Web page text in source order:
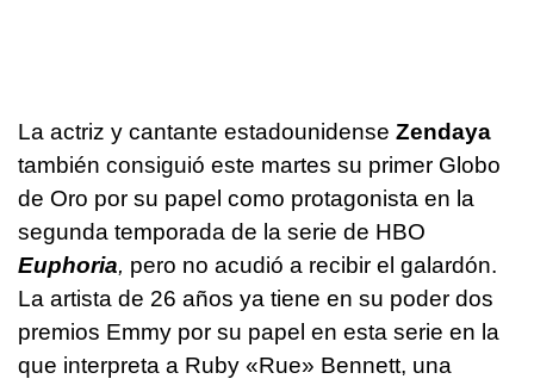
La actriz y cantante estadounidense Zendaya
también consiguió este martes su primer Globo
de Oro por su papel como protagonista en la
segunda temporada de la serie de HBO
Euphoria, pero no acudió a recibir el galardón.
La artista de 26 años ya tiene en su poder dos
premios Emmy por su papel en esta serie en la
que interpreta a Ruby «Rue» Bennett, una